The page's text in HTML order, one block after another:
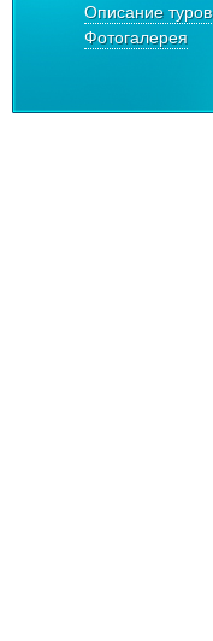
Описание туров
Фотогалерея